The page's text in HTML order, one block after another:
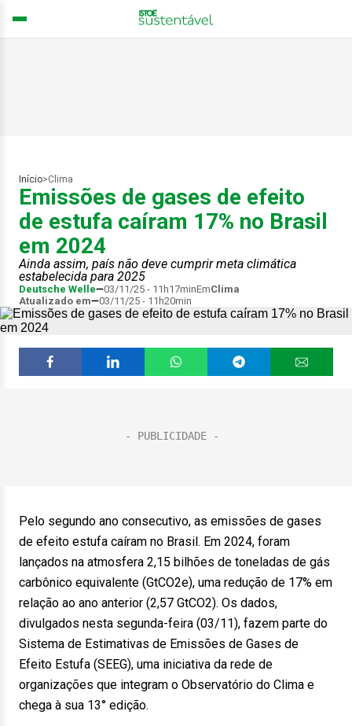
Início>Clima
Emissões de gases de efeito
de estufa caíram 17% no Brasil
em 2024
Ainda assim, país não deve cumprir meta climática
estabelecida para 2025
Deutsche Welle 03/11/25 - 11h17minEmClima
Atualizado em
03/11/25 - 11h20min
Pelo segundo ano consecutivo, as emissões de gases
de efeito estufa caíram no Brasil. Em 2024, foram
lançados na atmosfera 2,15 bilhões de toneladas de gás
carbônico equivalente (GtCO2e), uma redução de 17% em
relação ao ano anterior (2,57 GtCO2). Os dados,
divulgados nesta segunda-feira (03/11), fazem parte do
Sistema de Estimativas de Emissões de Gases de
Efeito Estufa (SEEG), uma iniciativa da rede de
organizações que integram o Observatório do Clima e
chega à sua 13° edição.